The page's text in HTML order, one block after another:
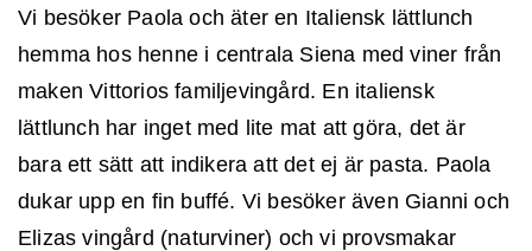
Vi besöker Paola och äter en Italiensk lättlunch
hemma hos henne i centrala Siena med viner från
maken Vittorios familjevingård. En italiensk
lättlunch har inget med lite mat att göra, det är
bara ett sätt att indikera att det ej är pasta. Paola
dukar upp en fin buffé. Vi besöker även Gianni och
Elizas vingård (naturviner) och vi provsmakar